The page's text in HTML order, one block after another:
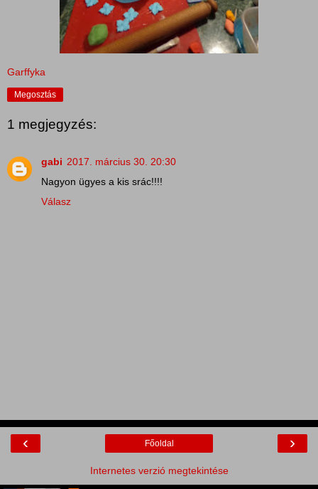
Garffyka
Megosztás
1 megjegyzés:
gabi 2017. március 30. 20:30
Nagyon ügyes a kis srác!!!!
Válasz
‹ ›
Főoldal
Internetes verzió megtekintése